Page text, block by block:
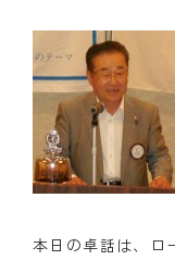
活動報告
理事会報告
スケジュール
年間プログラム
木曜会
本日の卓話は、ロ